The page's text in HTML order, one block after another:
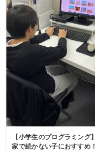
【小学生のプログラミング】
家で続かない子におすすめ！